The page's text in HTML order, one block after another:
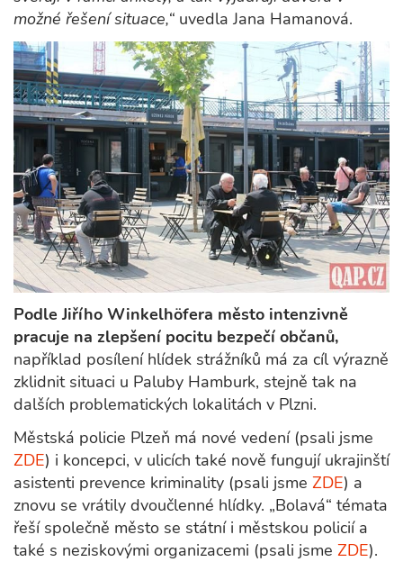
možné řešení situace,“ uvedla Jana Hamanová.
Podle Jiřího Winkelhöfera město intenzivně
pracuje na zlepšení pocitu bezpečí občanů,
například posílení hlídek strážníků má za cíl výrazně
zklidnit situaci u Paluby Hamburk, stejně tak na
dalších problematických lokalitách v Plzni.
Městská policie Plzeň má nové vedení (psali jsme
ZDE) i koncepci, v ulicích také nově fungují ukrajinští
asistenti prevence kriminality (psali jsme ZDE) a
znovu se vrátily dvoučlenné hlídky. „Bolavá“ témata
řeší společně město se státní i městskou policií a
také s neziskovými organizacemi (psali jsme ZDE).